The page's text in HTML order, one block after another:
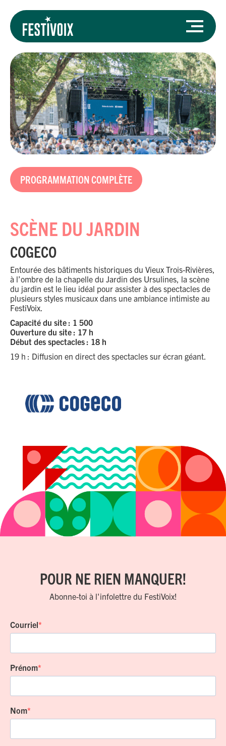
PROGRAMMATION COMPLÈTE
SCÈNE DU JARDIN
COGECO
Entourée des bâtiments historiques du Vieux Trois-Rivières,
à l’ombre de la chapelle du Jardin des Ursulines, la scène
du jardin est le lieu idéal pour assister à des spectacles de
plusieurs styles musicaux dans une ambiance intimiste au
FestiVoix
Capacité du site : 1 500
Ouverture du site : 17 h
Début des spectacles : 18 h
19 h : Diffusion en direct des spectacles sur écran géant.
POUR NE RIEN MANQUER!
Abonne-toi à l'infolettre du FestiVoix!
Courriel
Prénom
Nom